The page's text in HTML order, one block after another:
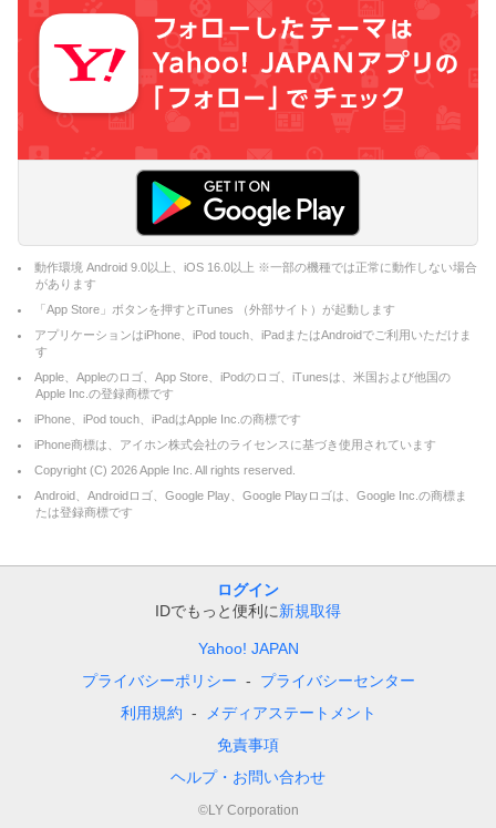
動作環境 Android 9.0以上、iOS 16.0以上 ※一部の機種では正常に動作しない場合
があります
「App Store」ボタンを押すとiTunes （外部サイト）が起動します
アプリケーションはiPhone、iPod touch、iPadまたはAndroidでご利用いただけま
す
Apple、Appleのロゴ、App Store、iPodのロゴ、iTunesは、米国および他国の
Apple Inc.の登録商標です
iPhone、iPod touch、iPadはApple Inc.の商標です
iPhone商標は、アイホン株式会社のライセンスに基づき使用されています
Copyright (C) 2026Apple Inc. All rights reserved.
Android、Androidロゴ、Google Play、Google Playロゴは、Google Inc.の商標ま
たは登録商標です
ログイン
IDでもっと便利に新規取得
Yahoo! JAPAN
プライバシーポリシー
プライバシーセンター
利用規約
メディアステートメント
免責事項
ヘルプ・お問い合わせ
©LY Corporation